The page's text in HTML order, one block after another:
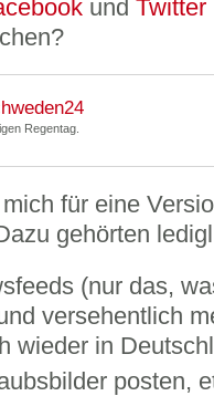
und Twitter
Regentag.
für eine
gehörten
(nur das,
versehentlich
wieder in
posten,